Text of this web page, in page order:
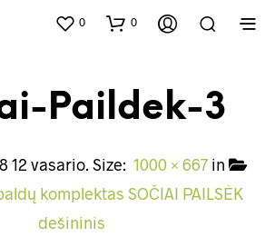
0 0
Paildek-3
12 vasario. Size: 1000 × 667in
komplektas SOČIAI PAILSĖK
dešininis